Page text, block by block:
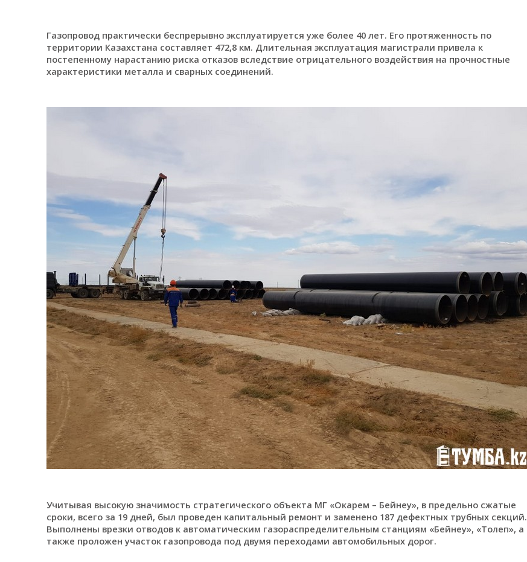
Газопровод практически беспрерывно эксплуатируется уже более 40 лет. Его протяженность по
территории Казахстана составляет 472,8 км. Длительная эксплуатация магистрали привела к
постепенному нарастанию риска отказов вследствие отрицательного воздействия на прочностные
характеристики металла и сварных соединений.
Учитывая высокую значимость стратегического объекта МГ «Окарем – Бейнеу», в предельно сжатые
сроки, всего за 19 дней, был проведен капитальный ремонт и заменено 187 дефектных трубных секций.
Выполнены врезки отводов к автоматическим газораспределительным станциям «Бейнеу», «Толеп», а
также проложен участок газопровода под двумя переходами автомобильных дорог.